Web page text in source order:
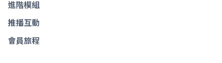
進階模組
推播互動
會員旅程